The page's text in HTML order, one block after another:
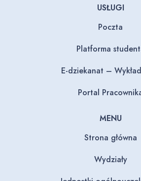
USŁUGI
Poczta
Platforma
E-dziekanat –
Portal
MENU
Strona główna
Wydziały